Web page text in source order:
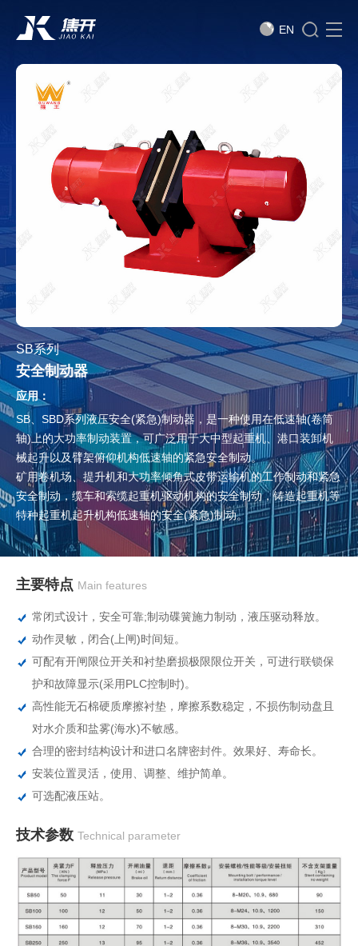
EN
SB系列
安全制动器
应用：
SB、SBD系列液压安全(紧急)制动器，是一种使用在低速轴(卷筒
轴)上的大功率制动装置，可广泛用于大中型起重机、港口装卸机
械起升以及臂架俯仰机构低速轴的紧急安全制动。
矿用卷机场、提升机和大功率倾角式皮带运输机的工作制动和紧急
安全制动，缆车和索缆起重机驱动机构的安全制动，铸造起重机等
特种起重机起升机构低速轴的安全(紧急)制动。
主要特点 Main features
常闭式设计，安全可靠;制动碟簧施力制动，液压驱动释放。
动作灵敏，闭合(上闸)时间短。
可配有开闸限位开关和衬垫磨损极限限位开关，可进行联锁保
护和故障显示(采用PLC控制时)。
高性能无石棉硬质摩擦衬垫，摩擦系数稳定，不损伤制动盘且
对水介质和盐雾(海水)不敏感。
合理的密封结构设计和进口名牌密封件。效果好、寿命长。
安装位置灵活，使用、调整、维护简单。
可选配液压站。
技术参数 Technical parameter